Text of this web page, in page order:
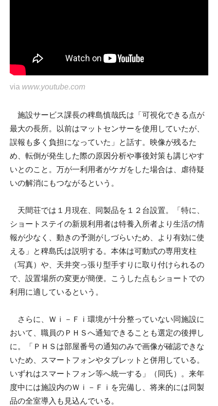
via www.youtube.com
施設サービス課長の稗島慎哉氏は「可視化できる点が
最大の長所。以前はマットセンサーを使用していたが、
誤報も多く負担になっていた」と話す。映像が残るた
め、転倒が発生した際の原因分析や事後対策も講じやす
いとのこと。万が一利用者がケガをした場合は、虐待疑
いの解消にもつながるという。
天間荘では１月現在、同製品を１２台設置。「特に、
ショートステイの新規利用者は特養入所者より生活の情
報が少なく、動きの予測がしづらいため、より有効に使
える」と稗島氏は説明する。本体は可動式の専用支柱
（写真）や、天井突っ張り型手すりに取り付けられるの
で、設置場所の変更が簡便。こうした点もショートでの
利用に適しているという。
さらに、Ｗｉ－Ｆｉ環境が十分整っていない同施設に
おいて、職員のＰＨＳへ通知できることも選定の後押し
に。「ＰＨＳは部屋番号の通知のみで画像が確認できな
いため、スマートフォンやタブレットと併用している。
いずれはスマートフォン等へ統一する」（同氏）。来年
度中には施設内のＷｉ－Ｆｉを完備し、将来的には同製
品の全室導入も見込んでいる。